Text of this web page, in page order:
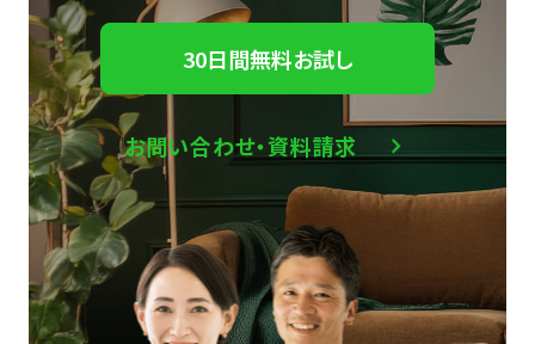
30日間無料お試し
お問い合わせ・資料請求